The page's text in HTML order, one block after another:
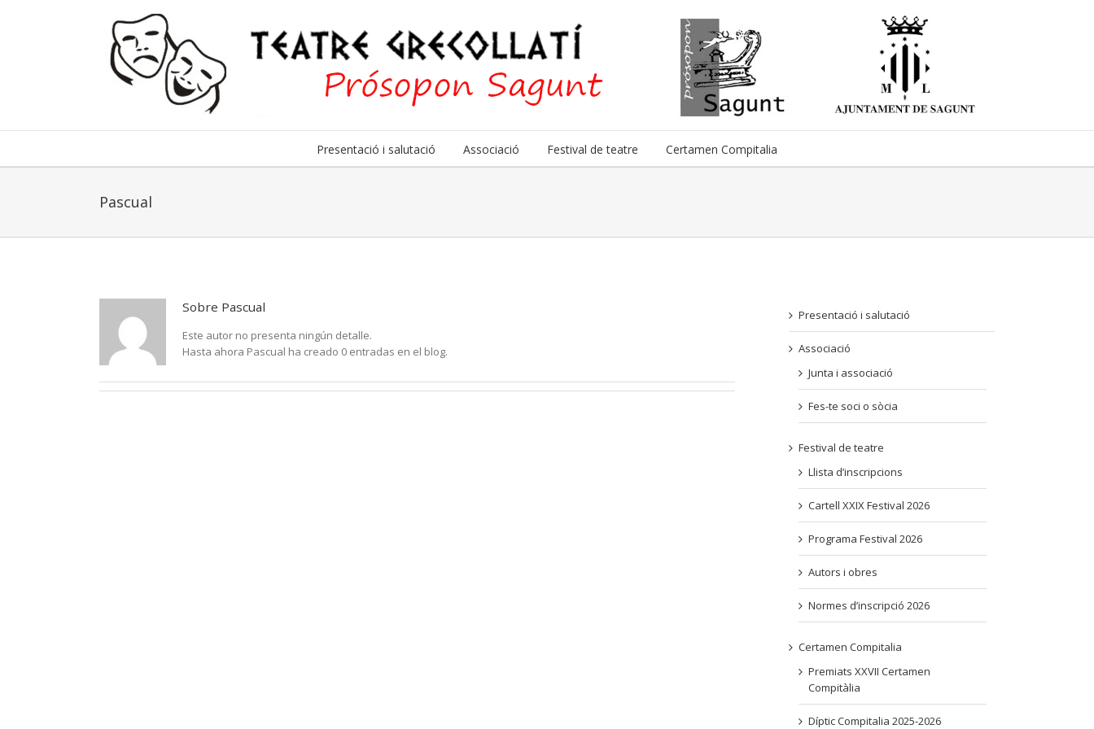
Presentació i salutació Associació Festival de teatre Certamen Compitalia
Pascual
Sobre Pascual
Este autor no presenta ningún detalle.
Hasta ahora Pascual ha creado 0 entradas en el blog.
Presentació i salutació
Associació
Junta i associació
Fes-te soci o sòcia
Festival de teatre
Llista d’inscripcions
Cartell XXIX Festival 2026
Programa Festival 2026
Autors i obres
Normes d’inscripció 2026
Certamen Compitalia
Premiats XXVII Certamen
Compitàlia
Díptic Compitalia 2025-2026